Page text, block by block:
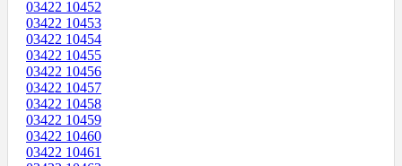
03422 10452
03422 10453
03422 10454
03422 10455
03422 10456
03422 10457
03422 10458
03422 10459
03422 10460
03422 10461